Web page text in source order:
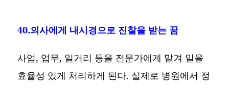
40.의사에게 내시경으로 진찰을 받는 꿈
사업, 업무, 일거리 등을 전문가에게 맡겨 일을
효율성 있게 처리하게 된다. 실제로 병원에서 정